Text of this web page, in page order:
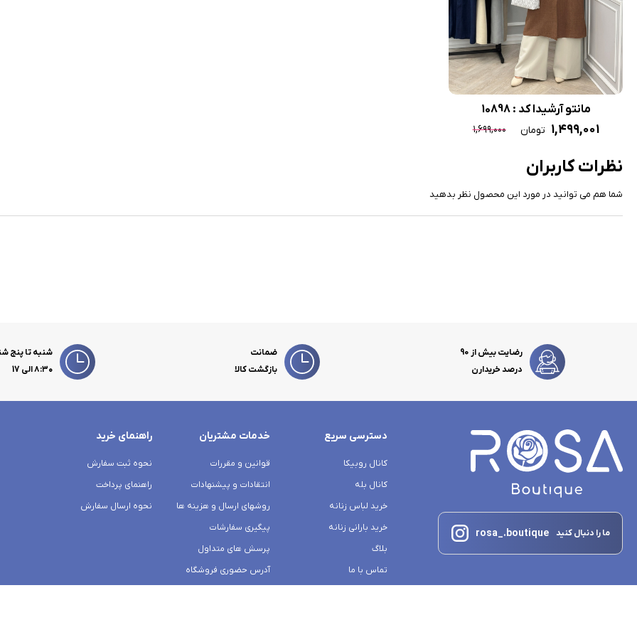
مانتو آرشیدا کد : 10898
۱,۴۹۹,۰۰۱ تومان ۱,۶۹۹,۰۰۰
نظرات کاربران
شما هم می توانید در مورد این محصول نظر بدهید
رضایت بیش از 90
درصد خریدارن
ضمانت
بازگشت کالا
شنبه تا پنج
۸:۳۰ الی 17
ما را دنبال کنید rosa_.boutique
دسترسی سریع
کانال روبیکا
کانال بله
خرید لباس زنانه
خرید بارانی زنانه
بلاگ
تماس با ما
خدمات مشتریان
قوانین و مقررات
انتقادات و پیشنهادات
روشهای ارسال و هزینه ها
پیگیری سفارشات
پرسش های متداول
آدرس حضوری فروشگاه
راهنمای خرید
نحوه ثبت سفارش
راهنمای پرداخت
نحوه ارسال سفارش